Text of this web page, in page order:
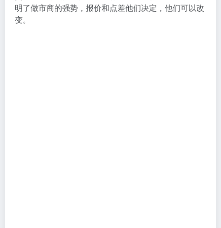
明了做市商的强势，报价和点差他们决定，他们可以改
变。